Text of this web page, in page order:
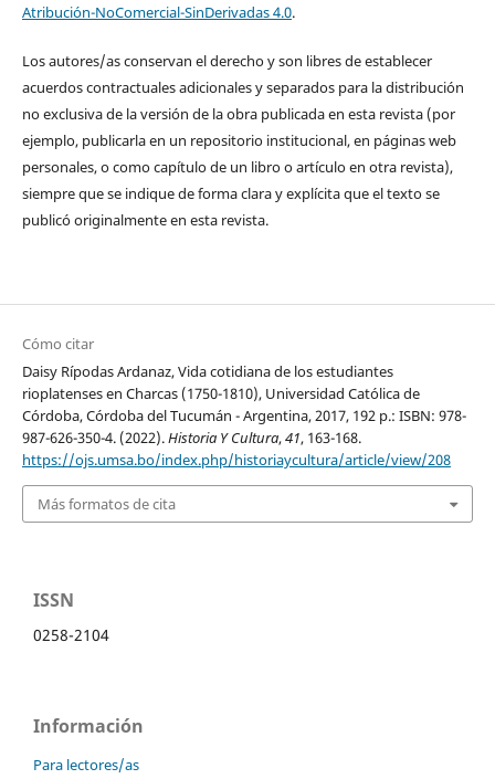
Atribución-NoComercial-SinDerivadas 4.0.
Los autores/as conservan el derecho y son libres de establecer
acuerdos contractuales adicionales y separados para la distribución
no exclusiva de la versión de la obra publicada en esta revista (por
ejemplo, publicarla en un repositorio institucional, en páginas web
personales, o como capítulo de un libro o artículo en otra revista),
siempre que se indique de forma clara y explícita que el texto se
publicó originalmente en esta revista.
Cómo citar
Daisy Rípodas Ardanaz, Vida cotidiana de los estudiantes
rioplatenses en Charcas (1750-1810), Universidad Católica de
Córdoba, Córdoba del Tucumán - Argentina, 2017, 192 p.: ISBN: 978-
987-626-350-4. (2022).Historia Y Cultura,41, 163-168.
https://ojs.umsa.bo/index.php/historiaycultura/article/view/208
Más formatos de cita
ISSN
0258-2104
Información
Para lectores/as